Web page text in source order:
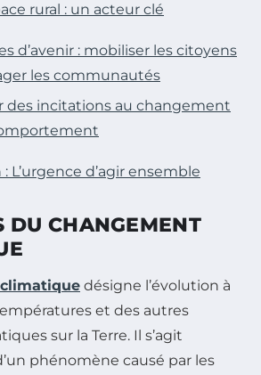
rural : un acteur clé
d’avenir : mobiliser les citoyens
les communautés
des incitations au changement
L’urgence d’agir ensemble
DU CHANGEMENT
désigne l’évolution à
et des autres
sur la Terre. Il s’agit
phénomène causé par les